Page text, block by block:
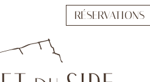
RÉSERVATIONS